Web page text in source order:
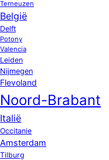
Terneuzen
België
Delft
Potony
Valencia
Leiden
Nijmegen
Flevoland
Noord-Brabant
Italië
Occitanie
Amsterdam
Tilburg